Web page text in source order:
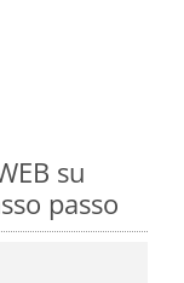
su
passo